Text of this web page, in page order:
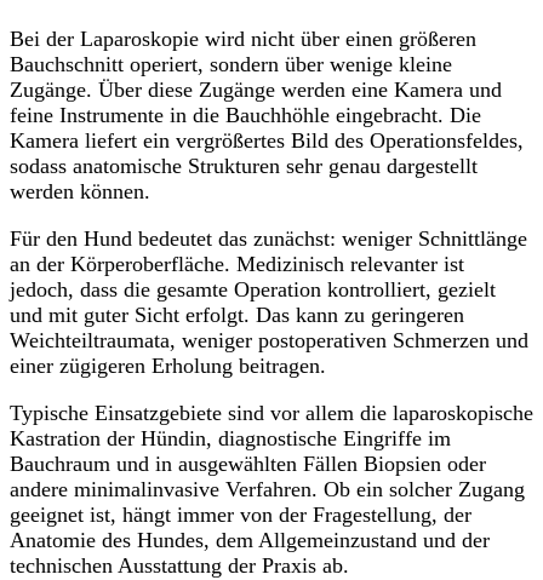
Bei der Laparoskopie wird nicht über einen größeren
Bauchschnitt operiert, sondern über wenige kleine
Zugänge. Über diese Zugänge werden eine Kamera und
feine Instrumente in die Bauchhöhle eingebracht. Die
Kamera liefert ein vergrößertes Bild des Operationsfeldes,
sodass anatomische Strukturen sehr genau dargestellt
werden können.
Für den Hund bedeutet das zunächst: weniger Schnittlänge
an der Körperoberfläche. Medizinisch relevanter ist
jedoch, dass die gesamte Operation kontrolliert, gezielt
und mit guter Sicht erfolgt. Das kann zu geringeren
Weichteiltraumata, weniger postoperativen Schmerzen und
einer zügigeren Erholung beitragen.
Typische Einsatzgebiete sind vor allem die laparoskopische
Kastration der Hündin, diagnostische Eingriffe im
Bauchraum und in ausgewählten Fällen Biopsien oder
andere minimalinvasive Verfahren. Ob ein solcher Zugang
geeignet ist, hängt immer von der Fragestellung, der
Anatomie des Hundes, dem Allgemeinzustand und der
technischen Ausstattung der Praxis ab.